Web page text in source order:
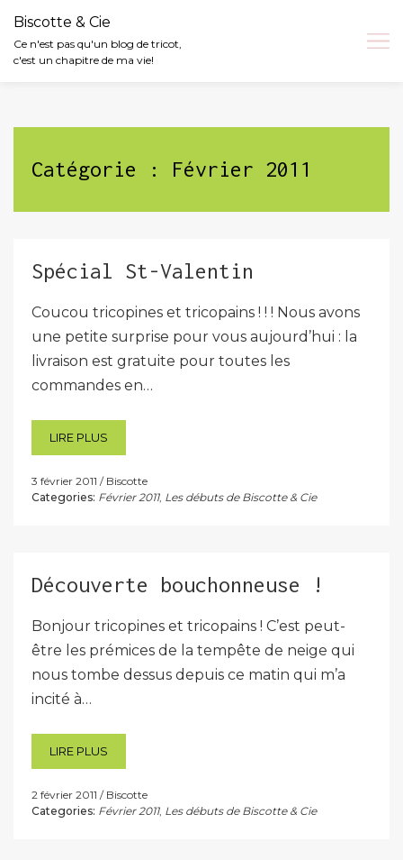
Biscotte & Cie
Ce n'est pas qu'un blog de tricot,
c'est un chapitre de ma vie!
Catégorie : Février 2011
Spécial St-Valentin
Coucou tricopines et tricopains ! ! ! Nous avons
une petite surprise pour vous aujourd’hui : la
livraison est gratuite pour toutes les
commandes en…
LIRE PLUS
3 février 2011
Biscotte
Categories: Février 2011, Les débuts de Biscotte & Cie
Découverte bouchonneuse !
Bonjour tricopines et tricopains ! C’est peut-
être les prémices de la tempête de neige qui
nous tombe dessus depuis ce matin qui m’a
incité à…
LIRE PLUS
2 février 2011
Biscotte
Categories: Février 2011, Les débuts de Biscotte & Cie